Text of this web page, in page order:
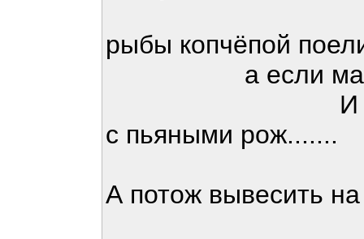
рыбы копчёпой
а если мало
И
с пьяными рож.......
А потож вывесить